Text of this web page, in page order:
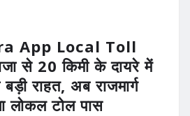
App Local Toll
से 20 किमी के दायरे में
राहत, अब राजमार्ग
लोकल टोल पास